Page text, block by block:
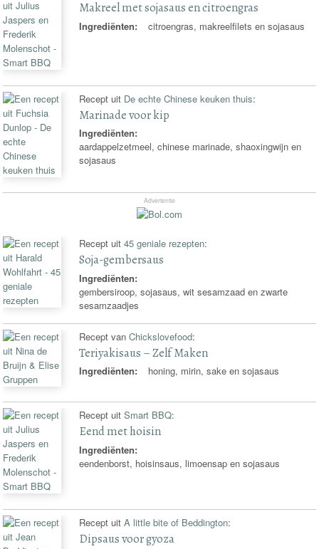
Makreel met sojasaus en citroengras
Ingrediënten: citroengras, makreelfilets en sojasaus
Recept uit De echte Chinese keuken thuis:
Marinade voor kip
Ingrediënten:
aardappelzetmeel, chinese marinade, shaoxingwijn en
sojasaus
Advertentie
Recept uit45 geniale rezepten:
Soja-gembersaus
Ingrediënten:
gembersiroop, sojasaus, wit sesamzaad en zwarte
sesamzaadjes
Recept vanChickslovefood:
Teriyakisaus – Zelf Maken
Ingrediënten: honing, mirin, sake en sojasaus
Recept uitSmart BBQ:
Eend met hoisin
Ingrediënten:
eendenborst, hoisinsaus, limoensap en sojasaus
Recept uitA little bite of Beddington:
Dipsaus voor gyoza